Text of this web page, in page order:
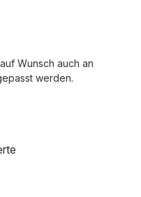
Wunsch auch an
werden.